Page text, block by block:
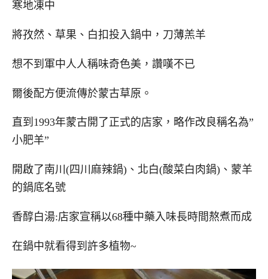
寒地凍中
將孜然、草果、白扣投入鍋中，刀薄羔羊
想不到軍中人人稱味奇色美，讚嘆不已
爾後配方便流傳於蒙古草原。
直到1993年蒙古開了正式的店家，略作改良稱名為”
小肥羊”
開啟了南川(四川麻辣鍋)、北白(酸菜白肉鍋)、蒙羊
的鍋底名號
香醇白湯:店家宣稱以68種中藥入味長時間熬煮而成
在鍋中就看得到許多植物~